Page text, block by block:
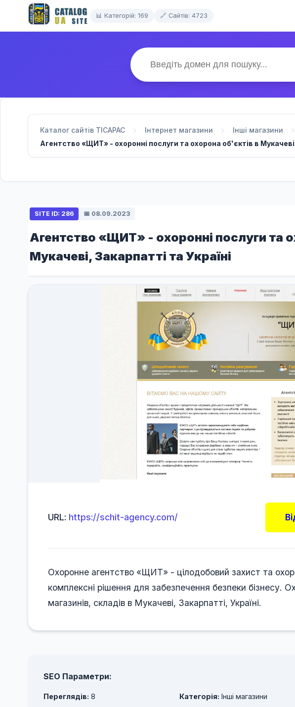
📊 Категорій: 169 🔗 Сайтів: 4723
Каталог сайтів TICAPAC Інтернет магазини
Інші магазини
Агентство «ЩИТ» - охоронні послуги та охорона об'єктів в Мукачеві,
SITE ID: 286 📅 08.09.2023
Агентство «ЩИТ» - охоронні послуги та
Мукачеві, Закарпатті та Україні
URL: https://schit-agency.com/
Охоронне агентство «ЩИТ» - цілодобовий захист та
комплексні рішення для забезпечення безпеки бізнесу.
магазинів, складів в Мукачеві, Закарпатті, Україні.
SEO Параметри:
Переглядів: 8 Категорія: Інші магазини